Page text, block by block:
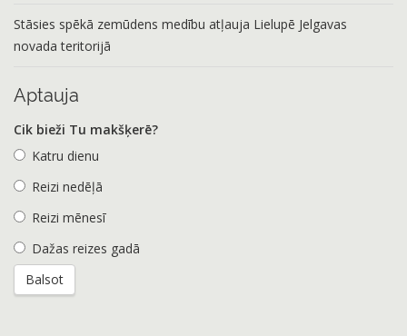
Stāsies spēkā zemūdens medību atļauja Lielupē Jelgavas
novada teritorijā
Aptauja
Cik bieži Tu makšķerē?
Katru dienu
Reizi nedēļā
Reizi mēnesī
Dažas reizes gadā